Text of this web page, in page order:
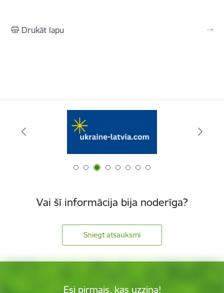
Drukāt lapu
Vai šī informācija bija noderīga?
Sniegt atsauksmi
Esi pirmais, kas uzzina!